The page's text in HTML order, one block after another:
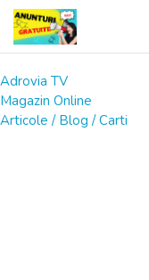
Adrovia TV
Magazin Online
Articole / Blog / Carti